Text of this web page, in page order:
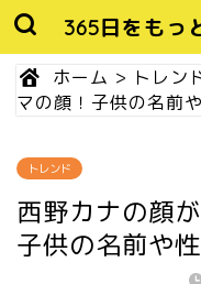
365日をもっ
ホーム > トレン
マの顔！子供の名前
トレンド
西野カナの顔
子供の名前や